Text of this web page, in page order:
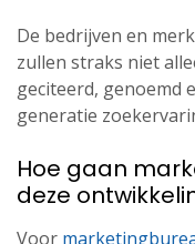
De bedrijven en
zullen straks niet
geciteerd, genoemd
generatie
Hoe gaan
deze
Voor